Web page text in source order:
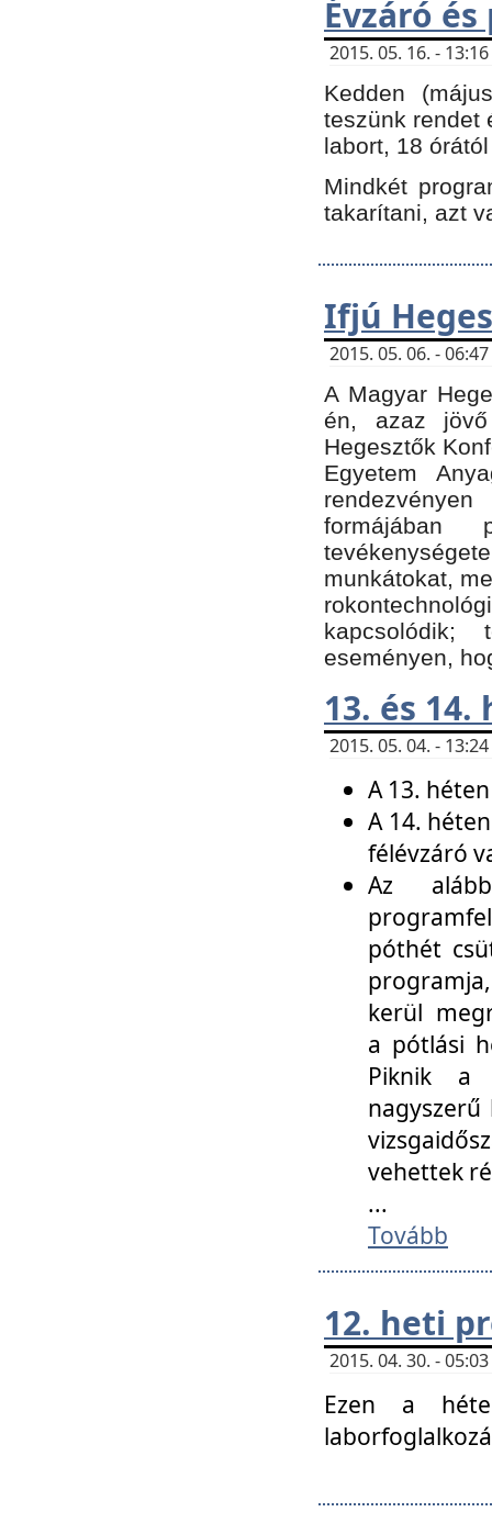
Évzáró
2015. 05. 16. -
Kedden
teszünk rendet
labort, 18
Mindkét
takarítani, azt
Ifjú
2015. 05. 06. -
A Magyar
én, azaz
Hegesztők
Egyetem
formájában
munkátokat,
eseményen,
13. és
2015. 05. 04. -
A 13.
A 14.
félévzáró
Az
póthét
kerül
a pótlási
Piknik a
vehettek
...
Tovább
12. heti
2015. 04. 30. -
Ezen a